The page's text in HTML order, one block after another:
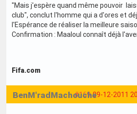
"Mais j'espère quand même pouvoir
club", conclut l'homme qui a d'ores et
l'Espérance de réaliser la meilleure
Confirmation : Maaloul connaît déjà
Fifa.com
#169 09-12-2011
BenM'radMachouche